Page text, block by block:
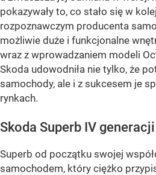
pokazywały to, co stało się w
rozpoznawczym producenta
możliwie duże i funkcjonalne
wraz z wprowadzaniem modeli
Skoda udowodniła nie tylko, że
samochody, ale i z sukcesem je
rynkach.
Skoda Superb IV generacji
Superb od początku swojej
samochodem, który ciężko